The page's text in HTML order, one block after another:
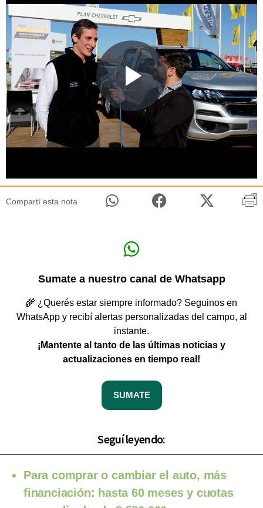
Compartí esta nota
Sumate a nuestro canal de Whatsapp
🌾 ¿Querés estar siempre informado? Seguinos en
WhatsApp y recibí alertas personalizadas del campo, al
instante.
¡Mantente al tanto de las últimas noticias y
actualizaciones en tiempo real!
SUMATE
Seguí leyendo:
Para comprar o cambiar el auto, más
financiación: hasta 60 meses y cuotas